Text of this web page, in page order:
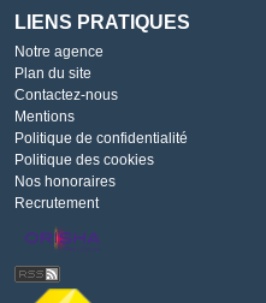
LIENS PRATIQUES
Notre agence
Plan du site
Contactez-nous
Mentions
Politique de confidentialité
Politique des cookies
Nos honoraires
Recrutement